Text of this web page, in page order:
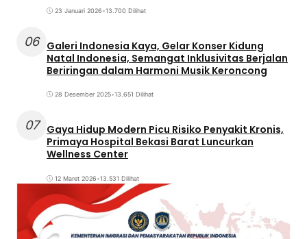
23 Januari 2026•13.700 Dilihat
06 Galeri Indonesia Kaya, Gelar Konser Kidung
Natal Indonesia, Semangat Inklusivitas Berjalan
Beriringan dalam Harmoni Musik Keroncong
28 Desember 2025•13.651 Dilihat
07
Gaya Hidup Modern Picu Risiko Penyakit Kronis,
Primaya Hospital Bekasi Barat Luncurkan
Wellness Center
12 Maret 2026•13.531 Dilihat